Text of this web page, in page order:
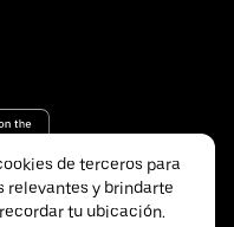
de terceros para
relevantes y brindarte
tu ubicación.